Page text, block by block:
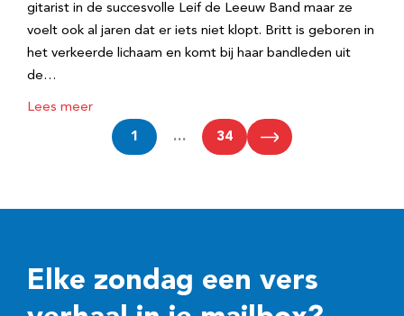
gitarist in de succesvolle Leif de Leeuw Band maar ze
voelt ook al jaren dat er iets niet klopt. Britt is geboren in
het verkeerde lichaam en komt bij haar bandleden uit
de…
Lees meer
1 … 34
Elke zondag een vers